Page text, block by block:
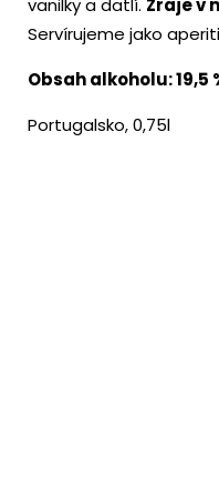
vanilky a datlí. Zraje v
Servírujeme jako
Obsah alkoholu: 19,5
Portugalsko, 0,75l